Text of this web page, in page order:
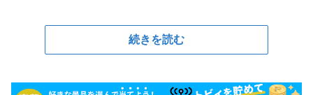
続きを読む